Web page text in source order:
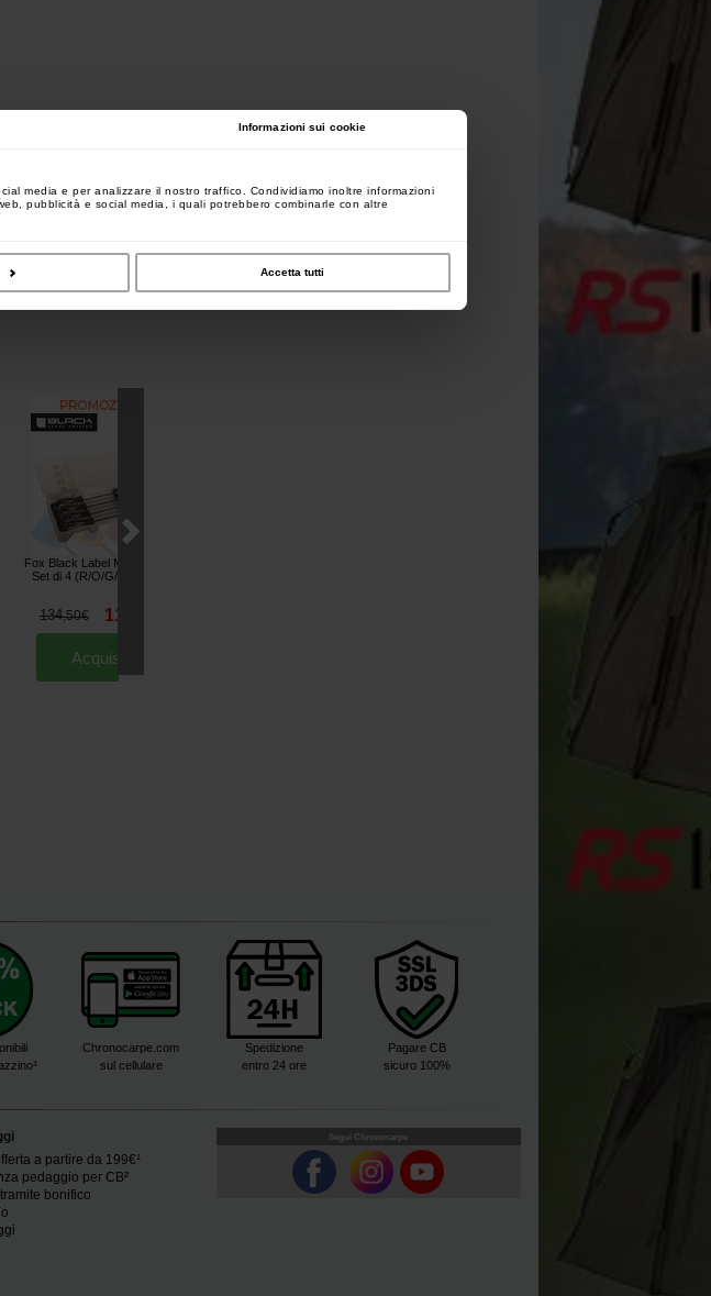
Informazioni sui cookie
media e per analizzare il nostro traffico. Condividiamo inoltre informazioni
pubblicità e social media, i quali potrebbero combinarle con altre
Accetta tutti
Fox Black Label Mini Swinger
Set di 4 (R/O/G/B)
134,50€ 111
Acquista
Chronocarpe.com
sul cellulare
Spedizione
entro 24 ore
Pagare CB
sicuro 100%
a partire da 199€¹
pedaggio per CB²
bonifico
Segui Chronocarpe